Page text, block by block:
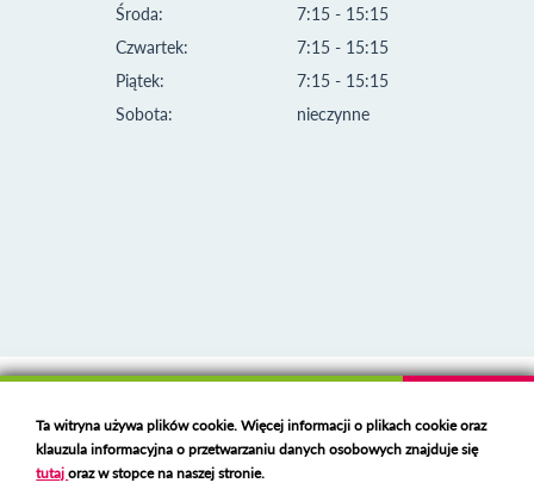
Środa:
Czwartek:
Piątek:
Sobota:
7:15 - 15:15
7:15 - 15:15
7:15 - 15:15
nieczynne
Deklaracja dostępności
Polski serwer RBLhttps://polspam.pl/
Ta witryna używa plików cookie. Więcej informacji o plikach cookie oraz
klauzula informacyjna o przetwarzaniu danych osobowych znajduje się
tutajoraz w stopce na naszej stronie.